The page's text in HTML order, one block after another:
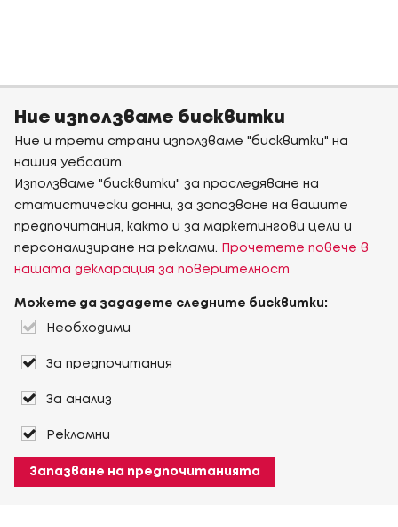
Ние използваме бисквитки
Ние и трети страни използваме "бисквитки" на
нашия уебсайт.
Използваме "бисквитки" за проследяване на
статистически данни, за запазване на вашите
предпочитания, както и за маркетингови цели и
персонализиране на реклами.
Прочетете повече в
нашата декларация за поверителност
Можете да зададете следните бисквитки:
Необходими
За предпочитания
За анализ
Рекламни
Запазване на предпочитанията